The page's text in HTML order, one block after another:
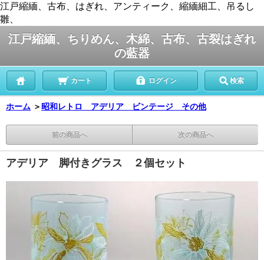
江戸縮緬、古布、はぎれ、アンティーク、縮緬細工、吊るし
雛、
江戸縮緬、ちりめん、木綿、古布、古裂はぎれ
の藍器
カート ログイン 検索
ホーム ＞ 昭和レトロ アデリア ビンテージ その他
前の商品へ 次の商品へ
アデリア 脚付きグラス ２個セット